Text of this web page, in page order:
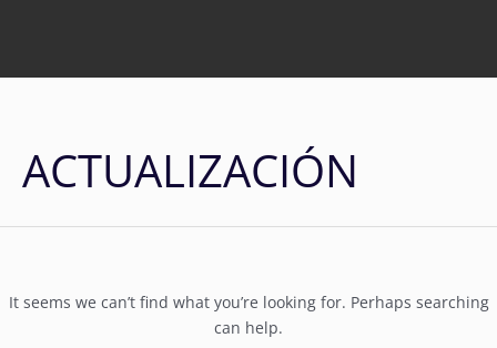
ACTUALIZACIÓN
It seems we can’t find what you’re looking for. Perhaps searching
can help.